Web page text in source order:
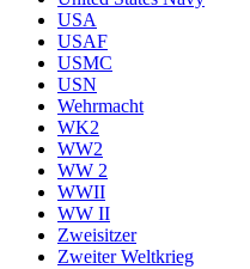
USA
USAF
USMC
USN
Wehrmacht
WK2
WW2
WW 2
WWII
WW II
Zweisitzer
Zweiter Weltkrieg